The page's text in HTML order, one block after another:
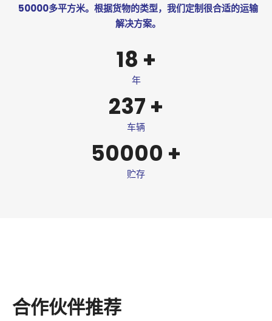
50000多平方米。根据货物的类型，我们定制很合适的运输
解决方案。
18 +
年
237 +
车辆
50000 +
贮存
合作伙伴推荐